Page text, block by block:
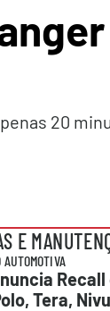
20
E
Recall
Tera,